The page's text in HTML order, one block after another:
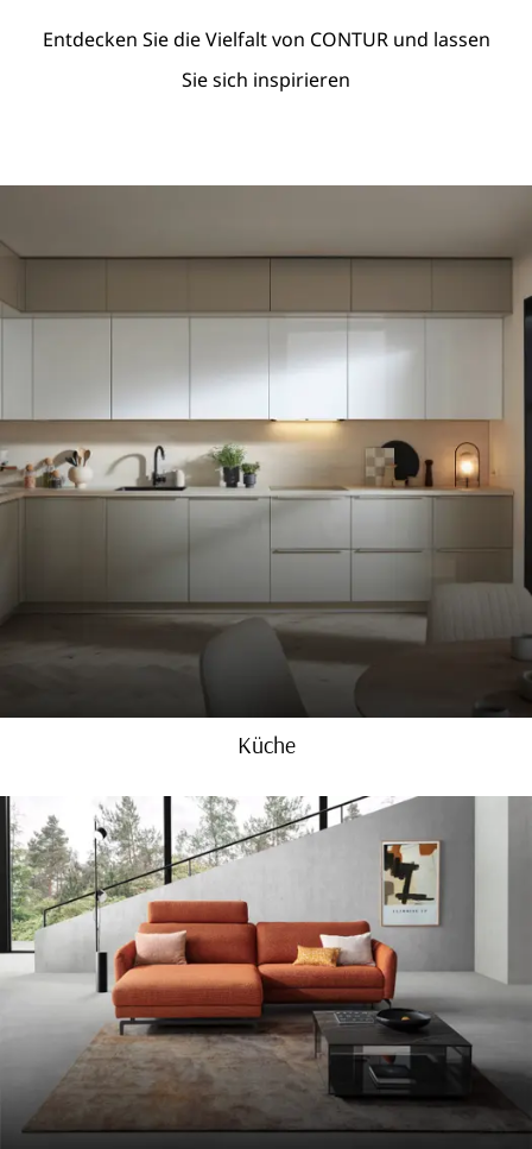
Entdecken Sie die Vielfalt von CONTUR und lassen
Sie sich inspirieren
Küche